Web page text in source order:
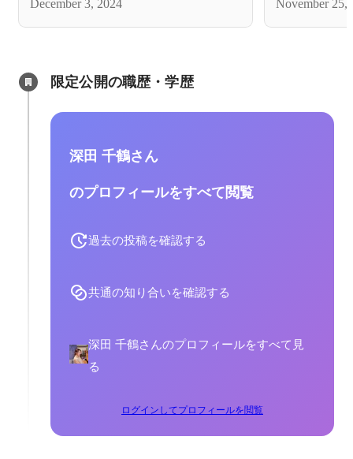
December 3, 2024
業部の仕事
November 25,
限定公開の職歴・学歴
深田 千鶴さん
のプロフィールをすべて閲覧
過去の投稿を確認する
共通の知り合いを確認する
深田 千鶴さんのプロフィールをすべて見
る
ログインしてプロフィールを閲覧